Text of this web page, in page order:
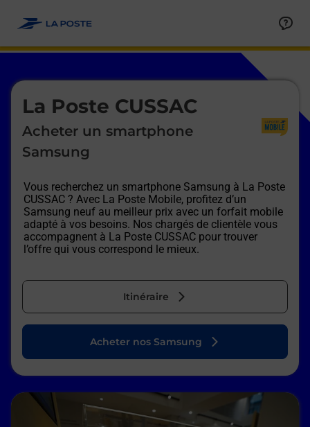
La Poste CUSSAC
Acheter un smartphone
Samsung
Vous recherchez un smartphone Samsung à La Poste
CUSSAC ? Avec La Poste Mobile, profitez d’un
Samsung neuf au meilleur prix avec un forfait mobile
adapté à vos besoins. Nos chargés de clientèle vous
accompagnent à La Poste CUSSAC pour trouver
l’offre qui vous correspond le mieux.
Itinéraire
Le lien s'ouvre dans un nouvel onglet
Acheter nos Samsung